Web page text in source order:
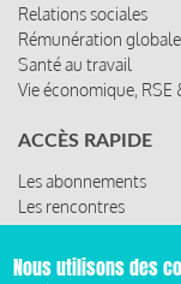
Relations sociales
Rémunération
Santé au travail
Vie économique, RSE
ACCÈS RAPIDE
Les abonnements
Les rencontres
Les ressources
Nous utilisons des